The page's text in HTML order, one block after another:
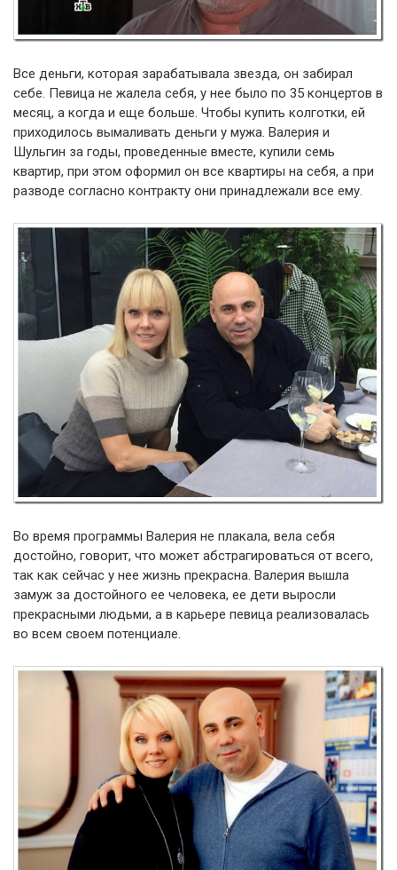
Все деньги, которая зарабатывала звезда, он забирал
себе. Певица не жалела себя, у нее было по 35 концертов в
месяц, а когда и еще больше. Чтобы купить колготки, ей
приходилось вымаливать деньги у мужа. Валерия и
Шульгин за годы, проведенные вместе, купили семь
квартир, при этом оформил он все квартиры на себя, а при
разводе согласно контракту они принадлежали все ему.
Во время программы Валерия не плакала, вела себя
достойно, говорит, что может абстрагироваться от всего,
так как сейчас у нее жизнь прекрасна. Валерия вышла
замуж за достойного ее человека, ее дети выросли
прекрасными людьми, а в карьере певица реализовалась
во всем своем потенциале.